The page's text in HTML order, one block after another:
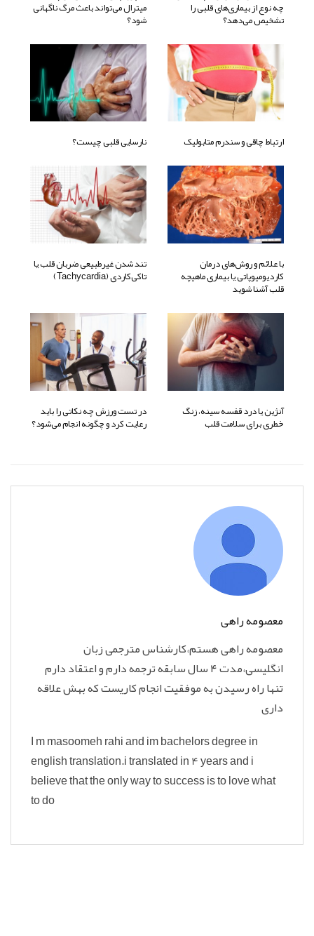
چه نوع از بیماری‌های قلبی را
تشخیص می‌دهد؟
میترال می‌تواند باعث مرگ ناگهانی
شود؟
ارتباط چاقی و سندرم متابولیک نارسایی قلبی چیست؟
با علائم و روش‌های درمان
کاردیومیوپاتی یا بیماری ماهیچه
قلب آشنا شوید
تند شدن‌ غیرطبیعی ضربان‌ قلب‌ یا
تاکی‌کاردی (tachycardia)
آنژین یا درد قفسه سینه، زنگ
خطری برای سلامت قلب
در تست ورزش چه نکاتی را باید
رعایت کرد و چگونه انجام می‌شود؟
معصومه راهی
معصومه راهی هستم،کارشناس مترجمی زبان
انگلیسی،مدت ۴ سال سابقه ترجمه دارم و اعتقاد دارم
تنها راه رسیدن به موفقیت انجام کاریست که بهش علاقه
داری
I m masoomeh rahi and im bachelors degree in
english translation.i translated in 4 years and i
believe that the only way to success is to love what
to do